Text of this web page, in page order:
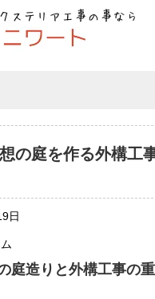
の庭を作る外構工
日
庭造りと外構工事の